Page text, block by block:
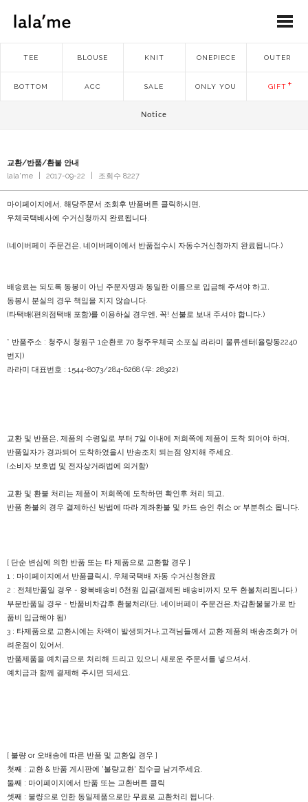
TEE BLOUSE KNIT ONEPIECE OUTER
BOTTOM ACC SALE ONLY YOU GIFT
Notice
교환/반품/환불 안내
lala'me
2017-09-22 조회수 8227
마이페이지에서, 해당주문서 조회후 반품버튼 클릭하시면,
우체국택배사에 수거신청까지 완료됩니다.
(네이버페이 주문건은, 네이버페이에서 반품접수시 자동수거신청까지 완료됩니다.)
배송료는 되도록 동봉이 아닌 주문자명과 동일한 이름으로 입금해 주셔야 하고,
동봉시 분실의 경우 책임을 지지 않습니다.
(타택배(편의점택배 포함)를 이용하실 경우엔, 꼭! 선불로 보내 주셔야 합니다.)
* 반품주소 : 청주시 청원구 1순환로 70 청주우체국 소포실 라라미 물류센터(율량동2240
번지)
라라미 대표번호 : 1544-8073/284-6268 (우: 28322)
교환 및 반품은, 제품의 수령일로 부터 7일 이내에 저희쪽에 제품이 도착 되어야 하며,
반품일자가 경과되어 도착하였을시 반송조치 되는점 양지해 주세요.
(소비자 보호법 및 전자상거래법에 의거함)
교환 및 환불 처리는 제품이 저희쪽에 도착하면 확인후 처리 되고,
반품 환불의 경우 결제하신 방법에 따라 계좌환불 및 카드 승인 취소 or 부분취소 됩니다.
[ 단순 변심에 의한 반품 또는 타 제품으로 교환할 경우 ]
1 : 마이페이지에서 반품클릭시, 우체국택배 자동 수거신청완료
2 : 전체반품일 경우 - 왕복배송비 6천원 입금(결제된 배송비까지 모두 환불처리됩니다.)
부분반품일 경우 - 반품비차감후 환불처리(단, 네이버페이 주문건은,차감환불불가로 반
품비 입금해야 됨)
3 : 타제품으로 교환시에는 차액이 발생되거나,고객님들께서 교환 제품의 배송조회가 어
려운점이 있어서,
반품제품을 예치금으로 처리해 드리고 있으니 새로운 주문서를 넣으셔서,
예치금과 함께 결제해 주시면 되세요.
[ 불량 or 오배송에 따른 반품 및 교환일 경우 ]
첫째 : 교환 & 반품 게시판에 '불량교환' 접수글 남겨주세요.
둘째 : 마이페이지에서 반품 또는 교환버튼 클릭
셋째 : 불량으로 인한 동일제품으로만 무료로 교환처리 됩니다.